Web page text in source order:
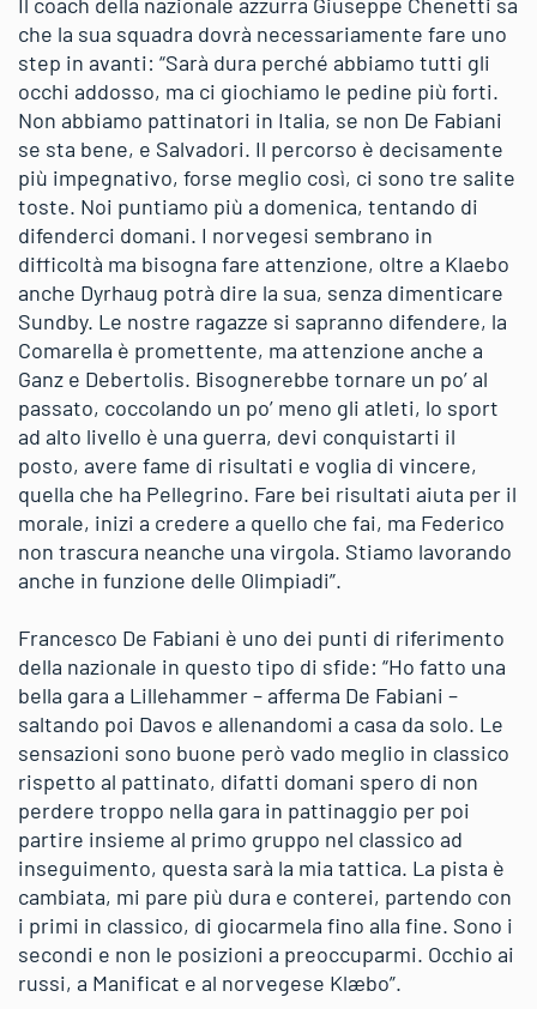
che la sua squadra dovrà necessariamente fare uno
step in avanti: “Sarà dura perché abbiamo tutti gli
occhi addosso, ma ci giochiamo le pedine più forti.
Non abbiamo pattinatori in Italia, se non De Fabiani
se sta bene, e Salvadori. Il percorso è decisamente
più impegnativo, forse meglio così, ci sono tre salite
toste. Noi puntiamo più a domenica, tentando di
difenderci domani. I norvegesi sembrano in
difficoltà ma bisogna fare attenzione, oltre a Klaebo
anche Dyrhaug potrà dire la sua, senza dimenticare
Sundby. Le nostre ragazze si sapranno difendere, la
Comarella è promettente, ma attenzione anche a
Ganz e Debertolis. Bisognerebbe tornare un po’ al
passato, coccolando un po’ meno gli atleti, lo sport
ad alto livello è una guerra, devi conquistarti il
posto, avere fame di risultati e voglia di vincere,
quella che ha Pellegrino. Fare bei risultati aiuta per il
morale, inizi a credere a quello che fai, ma Federico
non trascura neanche una virgola. Stiamo lavorando
anche in funzione delle Olimpiadi”.
Francesco De Fabiani è uno dei punti di riferimento
della nazionale in questo tipo di sfide: “Ho fatto una
bella gara a Lillehammer – afferma De Fabiani –
saltando poi Davos e allenandomi a casa da solo. Le
sensazioni sono buone però vado meglio in classico
rispetto al pattinato, difatti domani spero di non
perdere troppo nella gara in pattinaggio per poi
partire insieme al primo gruppo nel classico ad
inseguimento, questa sarà la mia tattica. La pista è
cambiata, mi pare più dura e conterei, partendo con
i primi in classico, di giocarmela fino alla fine. Sono i
secondi e non le posizioni a preoccuparmi. Occhio ai
russi, a Manificat e al norvegese Klæbo”.